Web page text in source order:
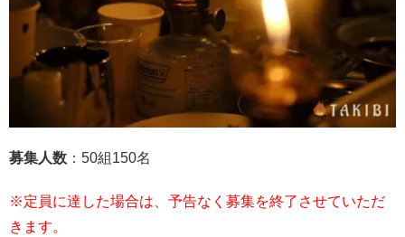
募集人数 ：50組150名
※定員に達した場合は、予告なく募集を終了させていただ
きます。